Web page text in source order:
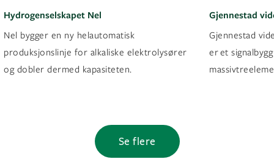
Hydrogenselskapet Nel
Nel bygger en ny helautomatisk
produksjonslinje for alkaliske elektrolysører
og dobler dermed kapasiteten.
Gjennestad
Gjennestad
er et
Se flere